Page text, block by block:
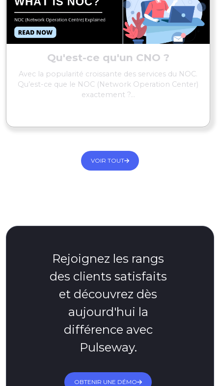
Qu'est-ce qu'un CNO ?
Avec la popularité croissante des services du NOC.
Qu’est-ce que le NOC (Network Operation Center)
exactement ?...
VOIR TOUT
Rejoignez les rangs
des clients satisfaits
et découvrez dès
aujourd'hui la
différence avec
Pulseway.
OBTENIR UNE DÉMO